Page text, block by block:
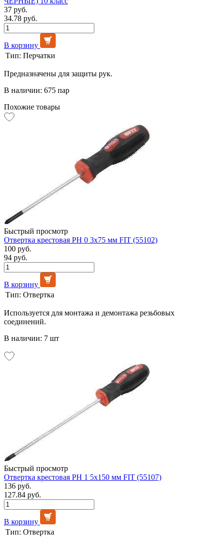
37 руб.
34.78 руб.
В корзину
Тип: Перчатки
Предназначены для защиты рук.
В наличии: 675 пар
Похожие товары
Быстрый просмотр
Отвертка крестовая РН 0 3х75 мм FIT (55102)
100 руб.
94 руб.
В корзину
Тип: Отвертка
Используется для монтажа и демонтажа резьбовых
соединений.
В наличии: 7 шт
Быстрый просмотр
Отвертка крестовая РН 1 5х150 мм FIT (55107)
136 руб.
127.84 руб.
В корзину
Тип: Отвертка